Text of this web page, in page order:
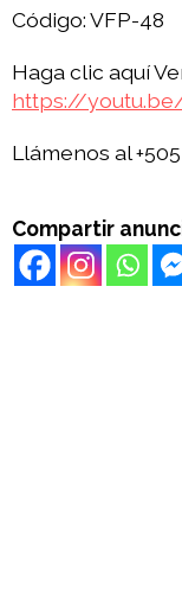
Código: VFP-48
Haga clic aquí
https://
Llámenos al +505
Compartir